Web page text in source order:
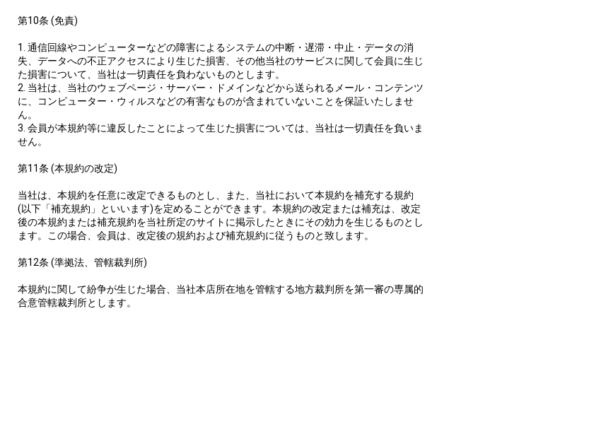
第10条 (免責)
1. 通信回線やコンピューターなどの障害によるシステムの中断・遅滞・中止・データの消
失、データへの不正アクセスにより生じた損害、その他当社のサービスに関して会員に生じ
た損害について、当社は一切責任を負わないものとします。
2. 当社は、当社のウェブページ・サーバー・ドメインなどから送られるメール・コンテンツ
に、コンピューター・ウィルスなどの有害なものが含まれていないことを保証いたしませ
ん。
3. 会員が本規約等に違反したことによって生じた損害については、当社は一切責任を負いま
せん。
第11条 (本規約の改定)
当社は、本規約を任意に改定できるものとし、また、当社において本規約を補充する規約
(以下「補充規約」といいます)を定めることができます。本規約の改定または補充は、改定
後の本規約または補充規約を当社所定のサイトに掲示したときにその効力を生じるものとし
ます。この場合、会員は、改定後の規約および補充規約に従うものと致します。
第12条 (準拠法、管轄裁判所)
本規約に関して紛争が生じた場合、当社本店所在地を管轄する地方裁判所を第一審の専属的
合意管轄裁判所とします。